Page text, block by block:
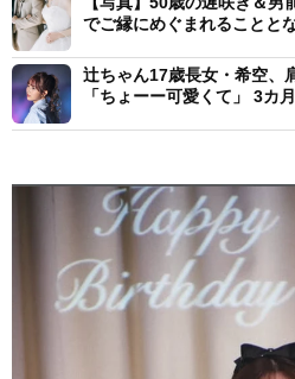
でご縁にめぐまれることと
辻ちゃん17歳長女・希空、
「ちょーー可愛くて」 3カ